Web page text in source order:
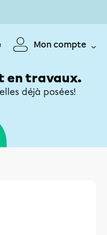
Mon compte
en travaux.
déjà posées!